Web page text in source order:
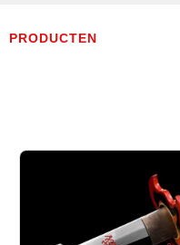
PRODUCTEN